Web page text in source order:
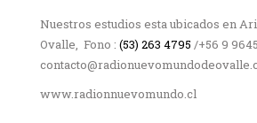
Nuestros estudios esta ubicados en
Ovalle, Fono : (53) 263 4795 /+56 9
www.radionnuevomundo.cl